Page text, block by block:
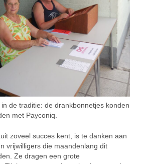
de traditie: de drankbonnetjes konden
met Payconiq.
zoveel succes kent, is te danken aan
vrijwilligers die maandenlang dit
Ze dragen een grote